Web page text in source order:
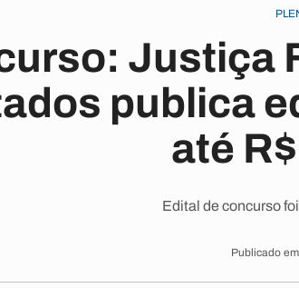
Justiça
publica
até
Edital de concurso
Publicado